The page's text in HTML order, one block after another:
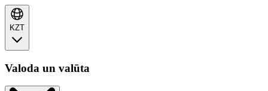
KZT
Valoda un valūta